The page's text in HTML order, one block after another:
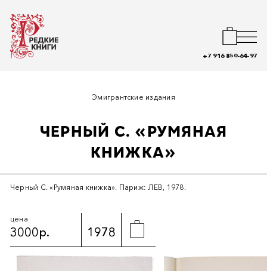
+7 916 850-64-97
Эмигрантские издания
ЧЕРНЫЙ С. «РУМЯНАЯ
КНИЖКА»
Черный С. «Румяная книжка». Париж: ЛЕВ, 1978.
цена
3000р. 1978